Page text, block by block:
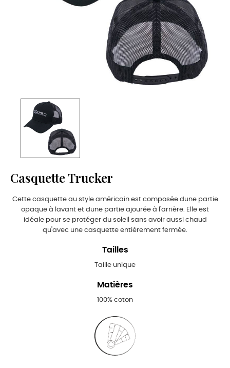
Casquette Trucker
Cette casquette au style américain est composée dune partie
opaque à lavant et dune partie ajourée à l'arrière. Elle est
idéale pour se protéger du soleil sans avoir aussi chaud
qu'avec une casquette entièrement fermée.
Tailles
Taille unique
Matières
100% coton